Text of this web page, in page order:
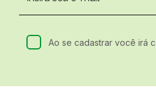
Ao se cadastrar você irá